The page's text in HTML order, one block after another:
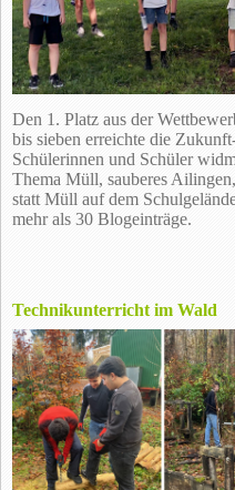
Den 1. Platz aus der
bis sieben erreichte die
Schülerinnen und Schüler
Thema Müll, sauberes
statt Müll auf dem
mehr als 30 Blogeinträge.
Technikunterricht im Wald